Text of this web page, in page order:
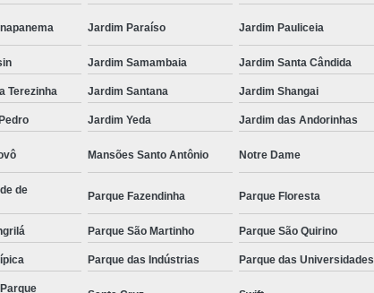
Jardim Paraíso Jardim Pauliceia
Jardim Samambaia Jardim Santa Cândida
Terezinha Jardim Santana Jardim Shangai
Jardim Yeda Jardim das Andorinhas
Mansões Santo Antônio Notre Dame
de
Parque Fazendinha Parque Floresta
Parque São Martinho Parque São Quirino
Parque das Indústrias Parque das Universidades